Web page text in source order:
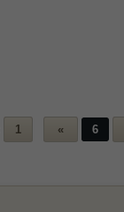
1 « 6